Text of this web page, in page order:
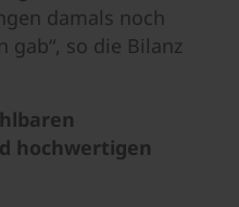
damals noch
gab“, so die Bilanz
hochwertigen